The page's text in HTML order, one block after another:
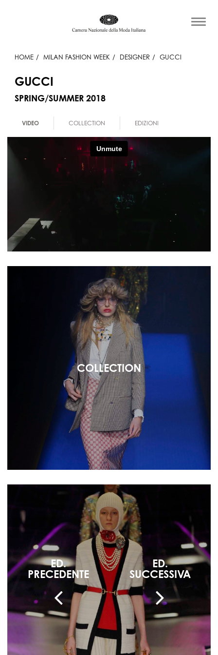
HOME MILAN FASHION WEEK DESIGNER GUCCI
GUCCI
SPRING/SUMMER 2018
VIDEO COLLECTION EDIZIONI
COLLECTION
ED.
PRECEDENTE
ED.
SUCCESSIVA